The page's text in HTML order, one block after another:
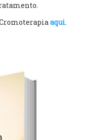
aqui.